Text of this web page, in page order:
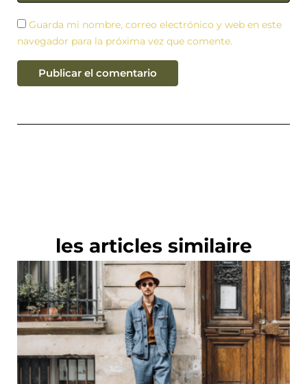
Guarda mi nombre, correo electrónico y web en este
navegador para la próxima vez que comente.
les articles similaire